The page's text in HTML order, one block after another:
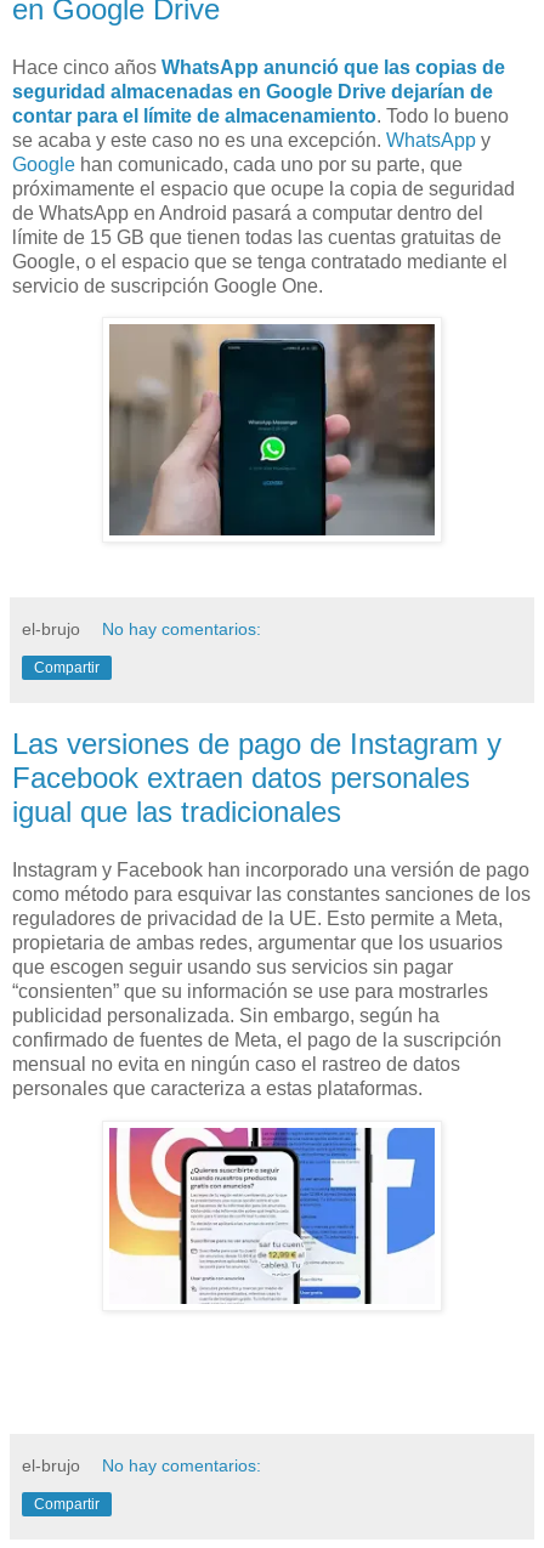
en Google Drive
Hace cinco años WhatsApp anunció que las copias de
seguridad almacenadas en Google Drive dejarían de
contar para el límite de almacenamiento. Todo lo bueno
se acaba y este caso no es una excepción. WhatsApp y
Google han comunicado, cada uno por su parte, que
próximamente el espacio que ocupe la copia de seguridad
de WhatsApp en Android pasará a computar dentro del
límite de 15 GB que tienen todas las cuentas gratuitas de
Google, o el espacio que se tenga contratado mediante el
servicio de suscripción Google One.
el-brujo No hay comentarios:
Compartir
Las versiones de pago de Instagram y
Facebook extraen datos personales
igual que las tradicionales
Instagram y Facebook han incorporado una versión de pago
como método para esquivar las constantes sanciones de los
reguladores de privacidad de la UE. Esto permite a Meta,
propietaria de ambas redes, argumentar que los usuarios
que escogen seguir usando sus servicios sin pagar
“consienten” que su información se use para mostrarles
publicidad personalizada. Sin embargo, según ha
confirmado de fuentes de Meta, el pago de la suscripción
mensual no evita en ningún caso el rastreo de datos
personales que caracteriza a estas plataformas.
el-brujo No hay comentarios:
Compartir